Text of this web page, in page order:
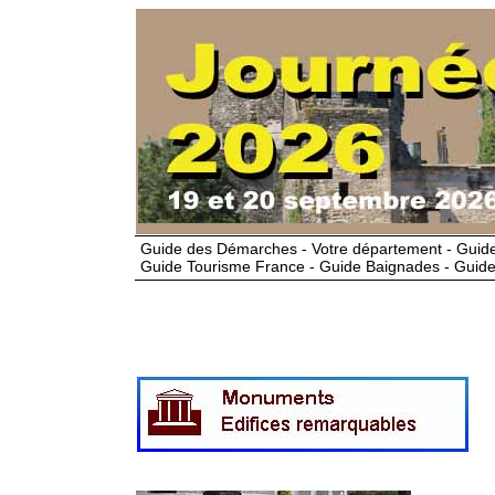
Guide des Démarches - Votre département -
Guide Tourisme France - Guide Baignades -